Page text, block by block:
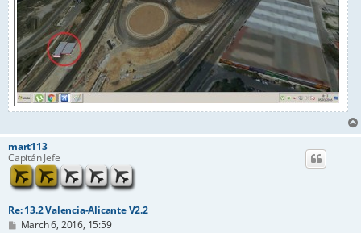
mart113
Capitán Jefe
Re: 13.2 Valencia-Alicante V2.2
PMarch 6, 2016, 15:59